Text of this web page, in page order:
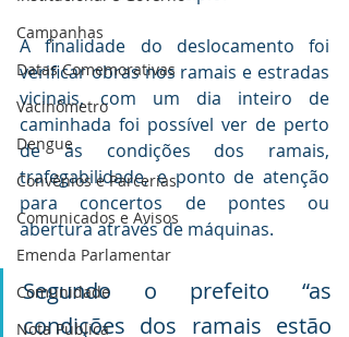
Campanhas
Datas Comemorativas
Vacinômetro
Dengue
Convênios e Parcerias
Comunicados e Avisos
Emenda Parlamentar
Comunidade
Nota Pública
A finalidade do deslocamento foi
verificar obras nos ramais e estradas
vicinais, com um dia inteiro de
caminhada foi possível ver de perto
de às condições dos ramais,
trafegabilidade, e ponto de atenção
para concertos de pontes ou
abertura através de máquinas.
Segundo o prefeito “as
condições dos ramais estão